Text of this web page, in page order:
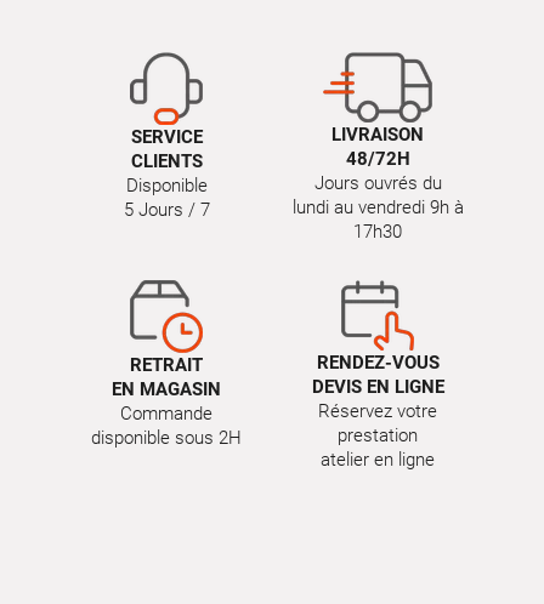
SERVICE
CLIENTS
Disponible
5 Jours / 7
LIVRAISON
48/72H
Jours ouvrés du
lundi au vendredi 9h à
17h30
RETRAIT
EN MAGASIN
Commande
disponible sous 2H
RENDEZ-VOUS
DEVIS EN LIGNE
Réservez votre
prestation
atelier en ligne